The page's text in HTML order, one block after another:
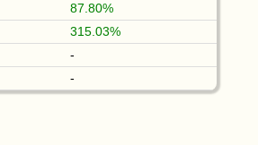
87.80%
315.03%
-
-